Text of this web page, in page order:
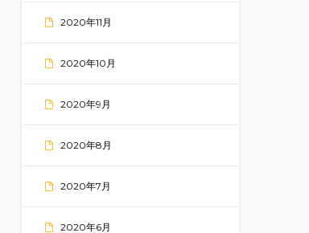
2020年11月
2020年10月
2020年9月
2020年8月
2020年7月
2020年6月